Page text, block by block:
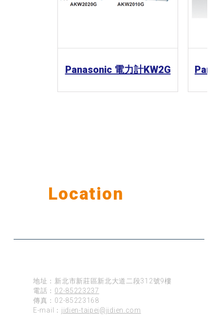
Panasonic 電力計KW2G
Location
地址：新北市新莊區新北大道二段312號9樓
電話： 02-85223237
傳真：02-85223168
E-mail： jidien-taipei@jidien.com